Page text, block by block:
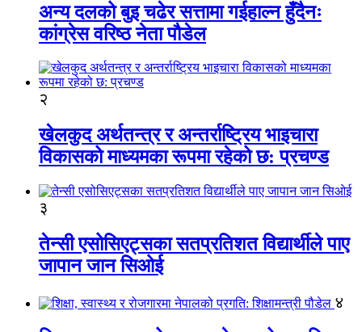
अन्य दलको बुइ चढेर सत्तामा गईहाल्न हुँदैनः
कांग्रेस वरिष्ठ नेता पौडेल
२
खेलकुद अर्थतन्त्र र अन्तर्राष्ट्रिय भाइचारा
विकासको माध्यमका रूपमा रहेको छ: प्रचण्ड
३
तेन्सी एसोसिएट्सका सतप्रतिशत विद्यार्थीले पाए
जापान जान सिओई
४